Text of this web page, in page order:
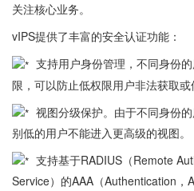
关注核心业务。
vIPS提供了丰富的安全认证功能：
支持用户身份管理，不同身份
限，可以防止低权限用户非法获取或
视图分级保护。由于不同身份
别低的用户不能进入更高级的视图。
支持基于RADIUS（Remote
Service）的AAA（Authentication